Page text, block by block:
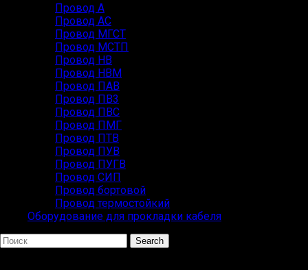
Провод А
Провод АС
Провод МГСТ
Провод МСТП
Провод НВ
Провод НВМ
Провод ПАВ
Провод ПВ3
Провод ПВС
Провод ПМГ
Провод ПТВ
Провод ПУВ
Провод ПУГВ
Провод СИП
Провод бортовой
Провод термостойкий
Оборудование для прокладки кабеля
Search